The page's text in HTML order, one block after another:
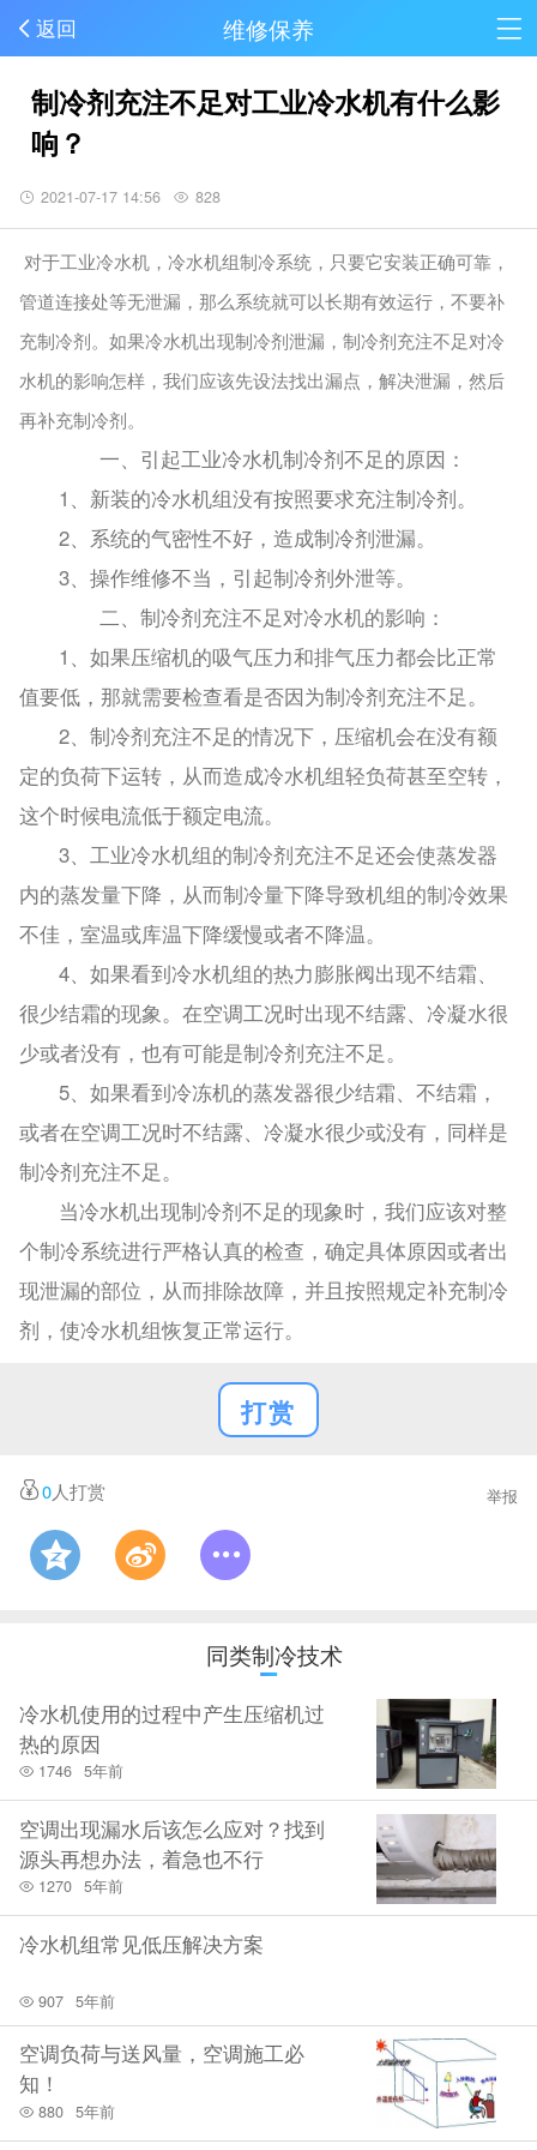
返回 维修保养
制冷剂充注不足对工业冷水机有什么影
响？
2021-07-17 14:56 828
对于工业冷水机，冷水机组制冷系统，只要它安装正确可靠，
管道连接处等无泄漏，那么系统就可以长期有效运行，不要补
充制冷剂。如果冷水机出现制冷剂泄漏，制冷剂充注不足对冷
水机的影响怎样，我们应该先设法找出漏点，解决泄漏，然后
再补充制冷剂。
一、引起工业冷水机制冷剂不足的原因：
1、新装的冷水机组没有按照要求充注制冷剂。
2、系统的气密性不好，造成制冷剂泄漏。
3、操作维修不当，引起制冷剂外泄等。
二、制冷剂充注不足对冷水机的影响：
1、如果压缩机的吸气压力和排气压力都会比正常
值要低，那就需要检查看是否因为制冷剂充注不足。
2、制冷剂充注不足的情况下，压缩机会在没有额
定的负荷下运转，从而造成冷水机组轻负荷甚至空转，
这个时候电流低于额定电流。
3、工业冷水机组的制冷剂充注不足还会使蒸发器
内的蒸发量下降，从而制冷量下降导致机组的制冷效果
不佳，室温或库温下降缓慢或者不降温。
4、如果看到冷水机组的热力膨胀阀出现不结霜、
很少结霜的现象。在空调工况时出现不结露、冷凝水很
少或者没有，也有可能是制冷剂充注不足。
5、如果看到冷冻机的蒸发器很少结霜、不结霜，
或者在空调工况时不结露、冷凝水很少或没有，同样是
制冷剂充注不足。
当冷水机出现制冷剂不足的现象时，我们应该对整
个制冷系统进行严格认真的检查，确定具体原因或者出
现泄漏的部位，从而排除故障，并且按照规定补充制冷
剂，使冷水机组恢复正常运行。
打赏
0人打赏 举报
同类制冷技术
冷水机使用的过程中产生压缩机过
热的原因
1746 5年前
空调出现漏水后该怎么应对？找到
源头再想办法，着急也不行
1270 5年前
冷水机组常见低压解决方案
907 5年前
空调负荷与送风量，空调施工必
知！
880 5年前